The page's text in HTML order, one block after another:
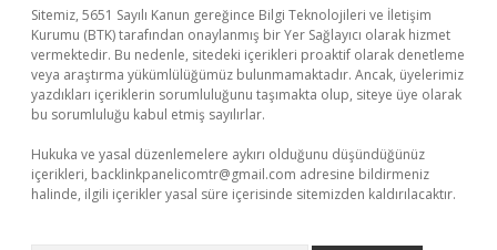
Sitemiz, 5651 Sayılı Kanun gereğince Bilgi Teknolojileri ve İletişim
Kurumu (BTK) tarafından onaylanmış bir Yer Sağlayıcı olarak hizmet
vermektedir. Bu nedenle, sitedeki içerikleri proaktif olarak denetleme
veya araştırma yükümlülüğümüz bulunmamaktadır. Ancak, üyelerimiz
yazdıkları içeriklerin sorumluluğunu taşımakta olup, siteye üye olarak
bu sorumluluğu kabul etmiş sayılırlar.
Hukuka ve yasal düzenlemelere aykırı olduğunu düşündüğünüz
içerikleri, backlinkpanelicomtr@gmail.com adresine bildirmeniz
halinde, ilgili içerikler yasal süre içerisinde sitemizden kaldırılacaktır.